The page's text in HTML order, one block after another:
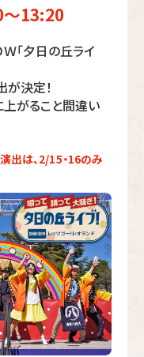
13:20
「夕日の丘ライ
が決定！
がること間違い
出は、2/15・16のみ